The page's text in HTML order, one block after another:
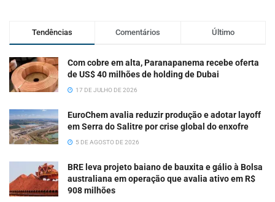
Tendências Comentários Último
Com cobre em alta, Paranapanema recebe oferta
de US$ 40 milhões de holding de Dubai
17 DE JULHO DE 2026
EuroChem avalia reduzir produção e adotar layoff
em Serra do Salitre por crise global do enxofre
5 DE AGOSTO DE 2026
BRE leva projeto baiano de bauxita e gálio à Bolsa
australiana em operação que avalia ativo em R$
908 milhões